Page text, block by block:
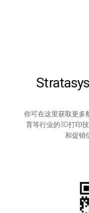
你可在这里获取更多
育等行业的3D打印
和促销